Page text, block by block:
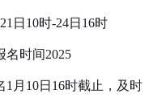
日10时-24日16时
名时间2025
1月10日16时截止，及时